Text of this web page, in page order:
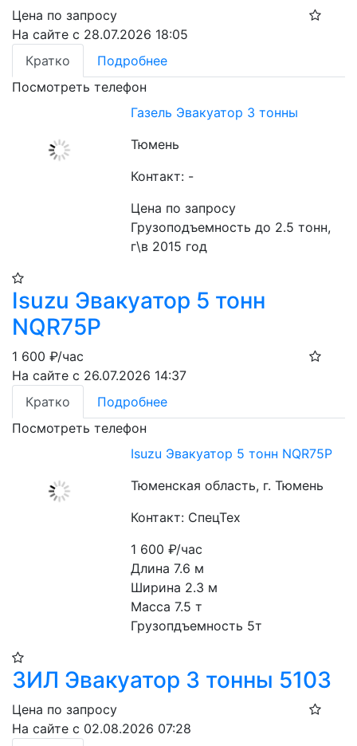
Цена по запросу
На сайте с 28.07.2026 18:05
Кратко
Подробнее
Посмотреть телефон
Газель Эвакуатор 3 тонны
Тюмень
Контакт: -
Цена по запросу
Грузоподъемность до 2.5 тонн,
г\в 2015 год
Isuzu Эвакуатор 5 тонн
NQR75P
1 600 ₽/час
На сайте с 26.07.2026 14:37
Кратко
Подробнее
Посмотреть телефон
Isuzu Эвакуатор 5 тонн NQR75P
Тюменская область, г. Тюмень
Контакт: СпецТех
1 600₽/час
Длина 7.6 м
Ширина 2.3 м
Масса 7.5 т
Грузопдъемность 5т
ЗИЛ Эвакуатор 3 тонны 5103
Цена по запросу
На сайте с 02.08.2026 07:28